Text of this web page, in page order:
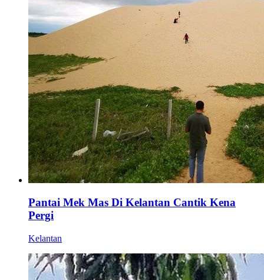
Pantai Mek Mas Di Kelantan Cantik Kena
Pergi
Kelantan